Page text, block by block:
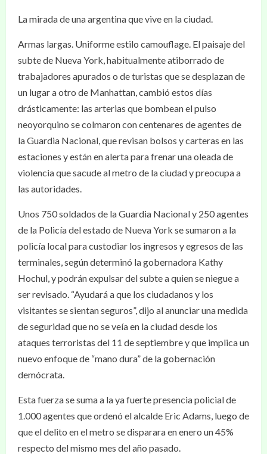
La mirada de una argentina que vive en la ciudad.
Armas largas. Uniforme estilo camouflage. El paisaje del
subte de Nueva York, habitualmente atiborrado de
trabajadores apurados o de turistas que se desplazan de
un lugar a otro de Manhattan, cambió estos días
drásticamente: las arterias que bombean el pulso
neoyorquino se colmaron con centenares de agentes de
la Guardia Nacional, que revisan bolsos y carteras en las
estaciones y están en alerta para frenar una oleada de
violencia que sacude al metro de la ciudad y preocupa a
las autoridades.
Unos 750 soldados de la Guardia Nacional y 250 agentes
de la Policía del estado de Nueva York se sumaron a la
policía local para custodiar los ingresos y egresos de las
terminales, según determinó la gobernadora Kathy
Hochul, y podrán expulsar del subte a quien se niegue a
ser revisado. “Ayudará a que los ciudadanos y los
visitantes se sientan seguros”, dijo al anunciar una medida
de seguridad que no se veía en la ciudad desde los
ataques terroristas del 11 de septiembre y que implica un
nuevo enfoque de “mano dura” de la gobernación
demócrata.
Esta fuerza se suma a la ya fuerte presencia policial de
1.000 agentes que ordenó el alcalde Eric Adams, luego de
que el delito en el metro se disparara en enero un 45%
respecto del mismo mes del año pasado.